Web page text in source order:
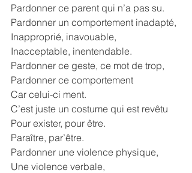
Pardonner ce parent qui n’a pas su.
Pardonner un comportement inadapté,
Inapproprié, inavouable,
Inacceptable, inentendable.
Pardonner ce geste, ce mot de trop,
Pardonner ce comportement
Car celui-ci ment.
C’est juste un costume qui est revêtu
Pour exister, pour être.
Paraître, par’être.
Pardonner une violence physique,
Une violence verbale,